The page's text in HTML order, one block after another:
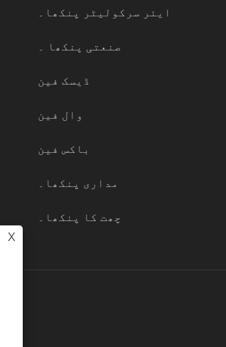
ایئر سرکولیٹر پنکھا۔
صنعتی پنکھا ۔
ڈیسک فین
وال فین
باکس فین
مداری پنکھا۔
چھت کا پنکھا۔
X